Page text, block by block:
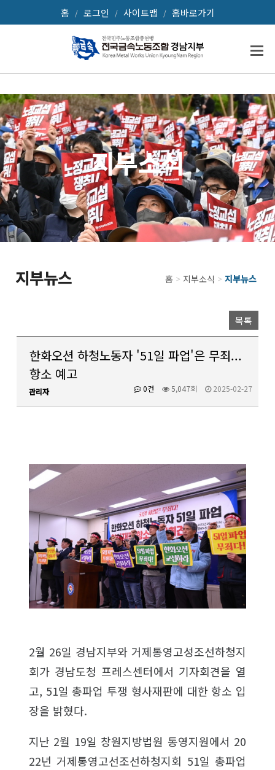
홈 / 로그인 / 사이트맵 / 홈바로가기
지부소식
지부뉴스 홈 > 지부소식 > 지부뉴스
목록
한화오션 하청노동자 '51일 파업'은 무죄...
항소 예고
관리자 0건 5,047회 2025-02-27
2월 26일 경남지부와 거제통영고성조선하청지
회가 경남도청 프레스센터에서 기자회견을 열
고, 51일 총파업 투쟁 형사재판에 대한 항소 입
장을 밝혔다.
지난 2월 19일 창원지방법원 통영지원에서 20
22년 거제통영고선조선하청지회 51일 총파업